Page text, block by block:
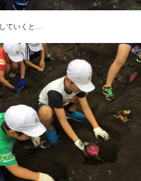
ていくと…